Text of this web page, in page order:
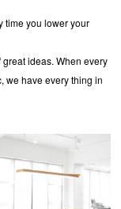
time you lower your
ideas. When every
we have every thing in